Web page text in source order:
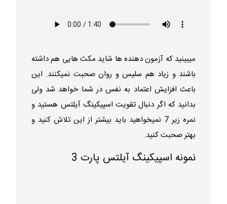
میبینید که آزمون دهنده ها شاید مکث هایی هم داشته
باشند و زیاد هم سلیس و روان صحبت نمیکنند. این
باعث افزایش اعتماد به نفس در شما خواهد شد ولی
بدانید که اگر دنبال تقویت اسپیکینگ آیلتس هستید و
نمره زیر 7 نمیخواهید باید بیشتر از این تلاش کنید و
بهتر صحبت کنید.
نمونه اسپیکینگ آیلتس پارت 3